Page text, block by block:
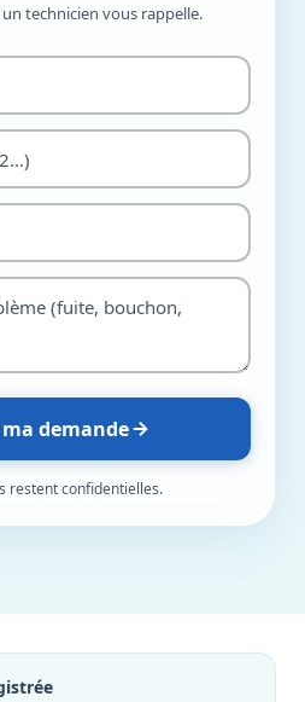
technicien vous rappelle.
demande
restent confidentielles.